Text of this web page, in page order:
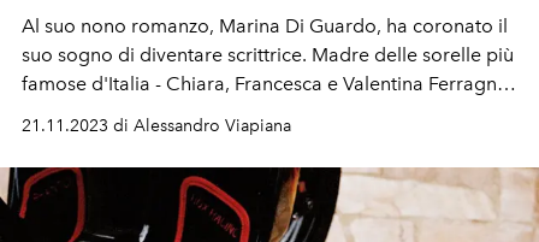
Al suo nono romanzo, Marina Di Guardo, ha coronato il
suo sogno di diventare scrittrice. Madre delle sorelle più
famose d'Italia - Chiara, Francesca e Valentina Ferragni -
e influencer lei stessa (nel tempo libero dalla scrittura), ci
racconta com'è nata questa passione, come prendono
vita i suoi romanzi e cosa dobbiamo aspettarci da
"Quello che ti nascondevo" , il suo ultimo libro...
21.11.2023 di Alessandro Viapiana